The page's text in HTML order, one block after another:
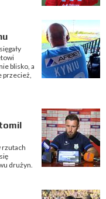
blisko, a
przecież,
rzutach
drużyn.